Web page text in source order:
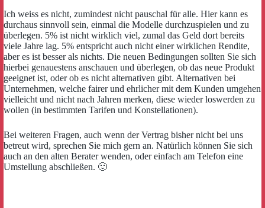
Ich weiss es nicht, zumindest nicht pauschal für alle. Hier kann es
durchaus sinnvoll sein, einmal die Modelle durchzuspielen und zu
überlegen. 5% ist nicht wirklich viel, zumal das Geld dort bereits
viele Jahre lag. 5% entspricht auch nicht einer wirklichen Rendite,
aber es ist besser als nichts. Die neuen Bedingungen sollten Sie sich
hierbei genauestens anschauen und überlegen, ob das neue Produkt
geeignet ist, oder ob es nicht alternativen gibt. Alternativen bei
Unternehmen, welche fairer und ehrlicher mit dem Kunden umgehen
vielleicht und nicht nach Jahren merken, diese wieder loswerden zu
wollen (in bestimmten Tarifen und Konstellationen).
Bei weiteren Fragen, auch wenn der Vertrag bisher nicht bei uns
betreut wird, sprechen Sie mich gern an. Natürlich können Sie sich
auch an den alten Berater wenden, oder einfach am Telefon eine
Umstellung abschließen. 🙂